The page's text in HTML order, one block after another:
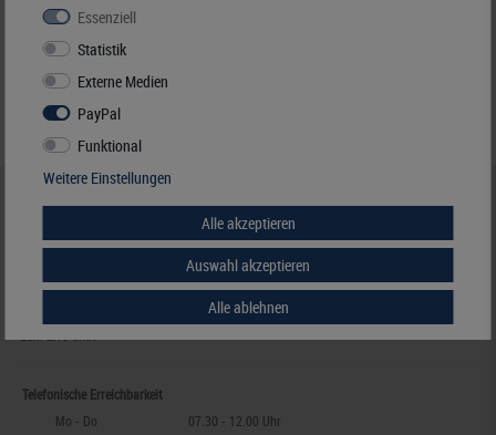
HILFE & KONTAKT
+49 (0) 7427/701-0
info@lindner-original.de
zum Live-Chat
Telefonische Erreichbarkeit
Mo - Do
07.30 - 12.00 Uhr
Essenziell
Statistik
Externe Medien
PayPal
Funktional
Weitere Einstellungen
Alle akzeptieren
Auswahl akzeptieren
Alle ablehnen